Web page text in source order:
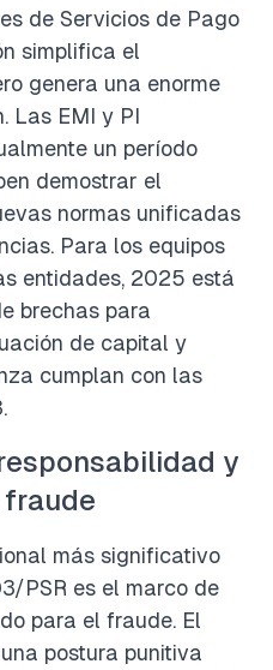
de Servicios de Pago
simplifica el
genera una enorme
Las EMI y PI
un período
demostrar el
normas unificadas
Para los equipos
entidades, 2025 está
brechas para
de capital y
cumplan con las
y
fraude
más significativo
PSR es el marco de
para el fraude. El
postura punitiva